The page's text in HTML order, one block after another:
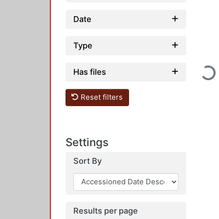
Date
Type
Has files
Reset filters
Settings
Sort By
Results per page